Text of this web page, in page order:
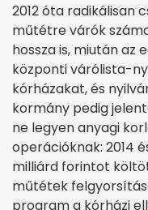
2012 óta radikálisan
műtétre várók
hossza is, miután az
központi várólista-
kórházakat, és
kormány pedig
ne legyen anyagi
operációknak: 2014
milliárd forintot
műtétek
program a kórházi